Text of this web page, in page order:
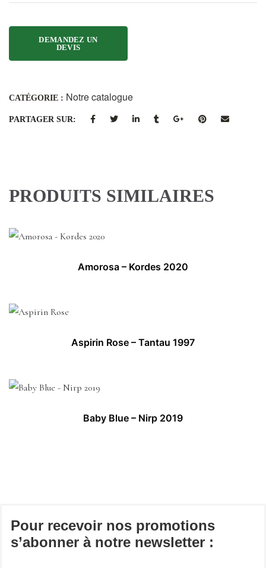
CATÉGORIE : Notre catalogue
PARTAGER SUR:
PRODUITS SIMILAIRES
Amorosa – Kordes 2020
Aspirin Rose – Tantau 1997
Baby Blue – Nirp 2019
Pour recevoir nos promotions
s’abonner à notre newsletter :